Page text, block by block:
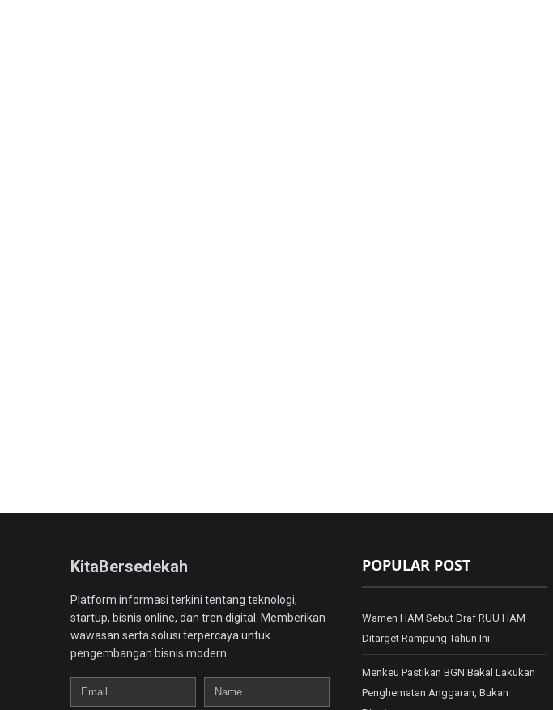
KitaBersedekah
Platform informasi terkini tentang teknologi,
startup, bisnis online, dan tren digital. Memberikan
wawasan serta solusi terpercaya untuk
pengembangan bisnis modern.
Email
Name
POPULAR POST
Wamen HAM Sebut Draf RUU HAM
Ditarget Rampung Tahun Ini
Menkeu Pastikan BGN Bakal Lakukan
Penghematan Anggaran, Bukan